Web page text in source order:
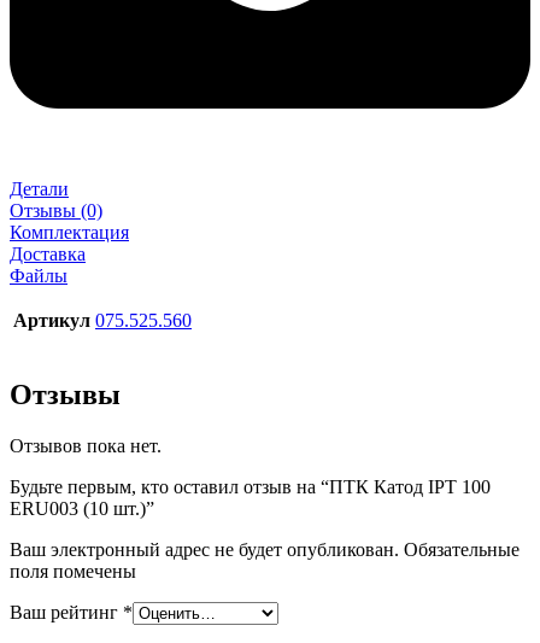
Детали
Отзывы (0)
Комплектация
Доставка
Файлы
Артикул 075.525.560
Отзывы
Отзывов пока нет.
Будьте первым, кто оставил отзыв на “ПТК Катод IPT 100
ERU003 (10 шт.)”
Ваш электронный адрес не будет опубликован. Обязательные
поля помечены
Ваш рейтинг *